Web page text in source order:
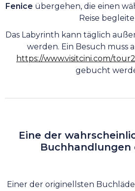
Fenice übergehen, die einen
Reise
Das Labyrinth kann täglich
werden. Ein Besuch muss
https://www.visitcini.com/
gebucht
Eine der
Buchhandlungen
Einer der originellsten